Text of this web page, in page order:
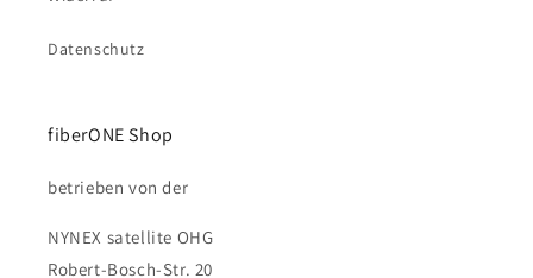
Datenschutz
fiberONE Shop
betrieben von der
NYNEX satellite OHG
Robert-Bosch-Str. 20